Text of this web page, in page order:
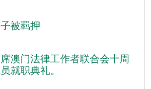
被羁押
澳门法律工作者联合会十周
就职典礼。